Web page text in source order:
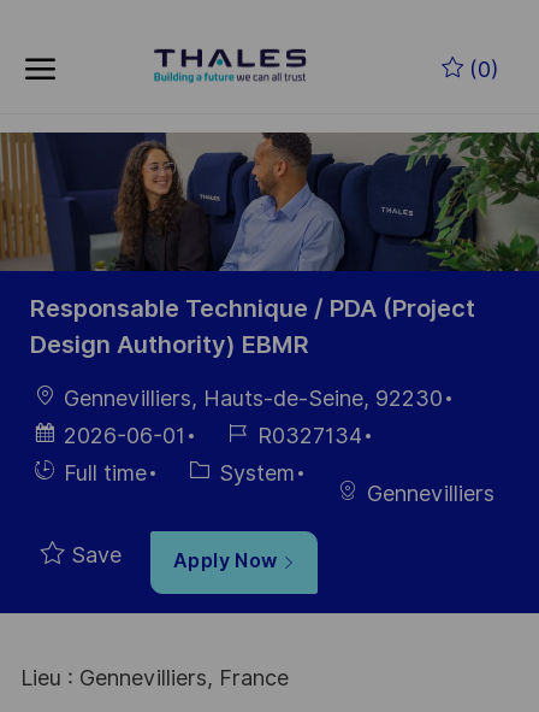
(0)
-
Responsable Technique / PDA (Project
Design Authority) EBMR
LocationGennevilliers, Hauts-de-Seine, 92230
Posted
Date
2026-06-01
Job
Id
R0327134
HiringFull time Category
System
Gennevilliers
Save Apply Now
Lieu : Gennevilliers, France